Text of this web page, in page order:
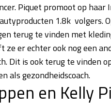
Piquet promoot op
1.8k volgers.
terug te vinden met
er echter ook nog een
Dit is ook terug te vinden
als gezondheidscoach.
en Kelly